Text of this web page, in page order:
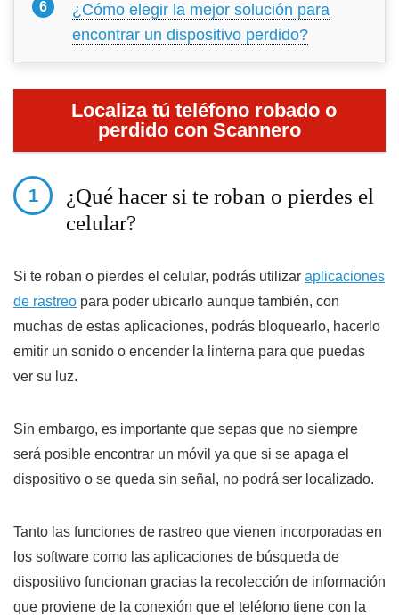
¿Cómo elegir la mejor solución para
encontrar un dispositivo perdido?
Localiza tú teléfono robado o
perdido con Scannero
¿Qué hacer si te roban o pierdes el
celular?
Si te roban o pierdes el celular, podrás utilizar aplicaciones
de rastreo para poder ubicarlo aunque también, con
muchas de estas aplicaciones, podrás bloquearlo, hacerlo
emitir un sonido o encender la linterna para que puedas
ver su luz.
Sin embargo, es importante que sepas que no siempre
será posible encontrar un móvil ya que si se apaga el
dispositivo o se queda sin señal, no podrá ser localizado.
Tanto las funciones de rastreo que vienen incorporadas en
los software como las aplicaciones de búsqueda de
dispositivo funcionan gracias la recolección de información
que proviene de la conexión que el teléfono tiene con la